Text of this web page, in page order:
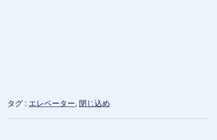
タグ : エレベーター, 閉じ込め